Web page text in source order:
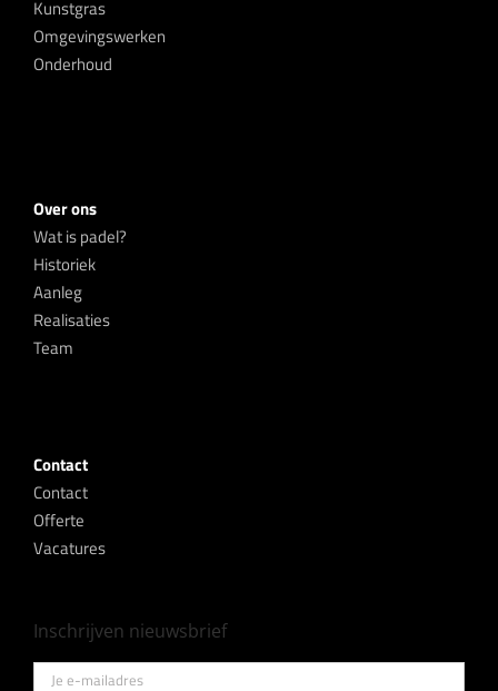
Kunstgras
Omgevingswerken
Onderhoud
Over ons
Wat is padel?
Historiek
Aanleg
Realisaties
Team
Contact
Contact
Offerte
Vacatures
Inschrijven nieuwsbrief